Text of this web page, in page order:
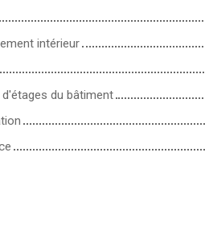
intérieur
du bâtiment